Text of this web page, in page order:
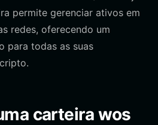
permite gerenciar ativos em
redes, oferecendo um
para todas as suas
carteira wos